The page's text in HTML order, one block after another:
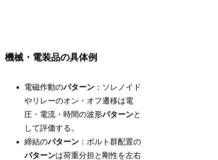
機械・電装品の具体例
電磁作動のパターン ：ソレノイド
やリレーのオン・オフ遷移は電
圧・電流・時間の波形パターンと
して評価する。
締結のパターン ：ボルト群配置の
パターンは荷重分担と剛性を左右